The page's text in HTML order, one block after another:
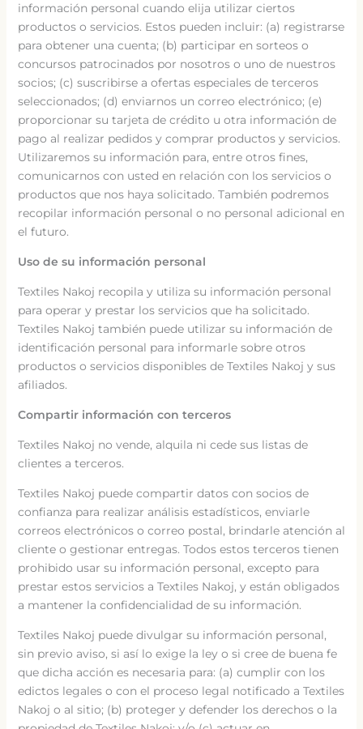
información personal cuando elija utilizar ciertos
productos o servicios. Estos pueden incluir: (a) registrarse
para obtener una cuenta; (b) participar en sorteos o
concursos patrocinados por nosotros o uno de nuestros
socios; (c) suscribirse a ofertas especiales de terceros
seleccionados; (d) enviarnos un correo electrónico; (e)
proporcionar su tarjeta de crédito u otra información de
pago al realizar pedidos y comprar productos y servicios.
Utilizaremos su información para, entre otros fines,
comunicarnos con usted en relación con los servicios o
productos que nos haya solicitado. También podremos
recopilar información personal o no personal adicional en
el futuro.
Uso de su información personal
Textiles Nakoj recopila y utiliza su información personal
para operar y prestar los servicios que ha solicitado.
Textiles Nakoj también puede utilizar su información de
identificación personal para informarle sobre otros
productos o servicios disponibles de Textiles Nakoj y sus
afiliados.
Compartir información con terceros
Textiles Nakoj no vende, alquila ni cede sus listas de
clientes a terceros.
Textiles Nakoj puede compartir datos con socios de
confianza para realizar análisis estadísticos, enviarle
correos electrónicos o correo postal, brindarle atención al
cliente o gestionar entregas. Todos estos terceros tienen
prohibido usar su información personal, excepto para
prestar estos servicios a Textiles Nakoj, y están obligados
a mantener la confidencialidad de su información.
Textiles Nakoj puede divulgar su información personal,
sin previo aviso, si así lo exige la ley o si cree de buena fe
que dicha acción es necesaria para: (a) cumplir con los
edictos legales o con el proceso legal notificado a Textiles
Nakoj o al sitio; (b) proteger y defender los derechos o la